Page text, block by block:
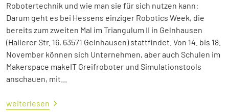
Robotertechnik und wie man sie für sich nutzen kann:
Darum geht es bei Hessens einziger Robotics Week, die
bereits zum zweiten Mal im Triangulum II in Gelnhausen
(Hailerer Str. 16, 63571 Gelnhausen) stattfindet. Von 14. bis 18.
November können sich Unternehmen, aber auch Schulen im
Makerspace makeIT Greifroboter und Simulationstools
anschauen, mit...
weiterlesen